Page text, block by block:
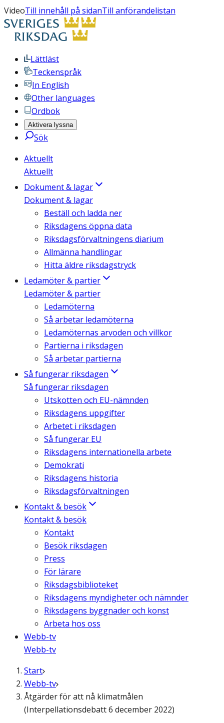
VideoTill innehåll på sidanTill anförandelistan
Lättläst
Teckenspråk
In English
Other languages
Ordbok
Aktivera lyssna
Sök
Aktuellt
Aktuellt
Dokument & lagar
Dokument & lagar
Beställ och ladda ner
Riksdagens öppna data
Riksdagsförvaltningens diarium
Allmänna handlingar
Hitta äldre riksdagstryck
Ledamöter & partier
Ledamöter & partier
Ledamöterna
Så arbetar ledamöterna
Ledamöternas arvoden och villkor
Partierna i riksdagen
Så arbetar partierna
Så fungerar riksdagen
Så fungerar riksdagen
Utskotten och EU-nämnden
Riksdagens uppgifter
Arbetet i riksdagen
Så fungerar EU
Riksdagens internationella arbete
Demokrati
Riksdagens historia
Riksdagsförvaltningen
Kontakt & besök
Kontakt & besök
Kontakt
Besök riksdagen
Press
För lärare
Riksdagsbiblioteket
Riksdagens myndigheter och nämnder
Riksdagens byggnader och konst
Arbeta hos oss
Webb-tv
Webb-tv
Start
Webb-tv
Åtgärder för att nå klimatmålen
(Interpellationsdebatt 6 december 2022)